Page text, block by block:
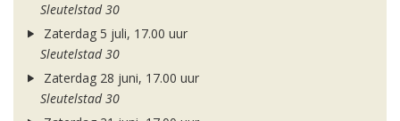
Sleutelstad 30
Zaterdag 5 juli, 17.00 uur
Sleutelstad 30
Zaterdag 28 juni, 17.00 uur
Sleutelstad 30